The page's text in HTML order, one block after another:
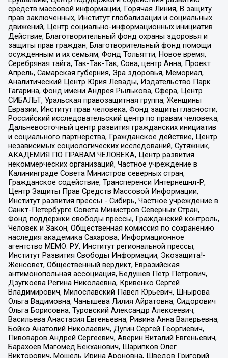
средств массовой информации, Горячая Линия, В защиту
прав заключенных, Институт глобализации и социальных
движений, Центр социально-информационных инициатив
Действие, Благотворительный фонд охраны здоровья и
защиты прав граждан, Благотворительный фонд помощи
осужденным и их семьям, Фонд Тольятти, Новое время,
Серебряная тайга, Так-Так-Так, Сова, центр Анна, Проект
Апрель, Самарская губерния, Эра здоровья, Мемориал,
Аналитический Центр Юрия Левады, Издательство Парк
Гагарина, Фонд имени Андрея Рылькова, Сфера, Центр
СИБАЛЬТ, Уральская правозащитная группа, Женщины
Евразии, Институт прав человека, Фонд защиты гласности,
Российский исследовательский центр по правам человека,
Дальневосточный центр развития гражданских инициатив
и социального партнерства, Гражданское действие, Центр
независимых социологических исследований, Сутяжник,
АКАДЕМИЯ ПО ПРАВАМ ЧЕЛОВЕКА, Центр развития
некоммерческих организаций, Частное учреждение в
Калининграде Совета Министров северных стран,
Гражданское содействие, Трансперенси Интернешнл-Р,
Центр Защиты Прав Средств Массовой Информации,
Институт развития прессы - Сибирь, Частное учреждение в
Санкт-Петербурге Совета Министров Северных Стран,
Фонд поддержки свободы прессы, Гражданский контроль,
Человек и Закон, Общественная комиссия по сохранению
наследия академика Сахарова, Информационное
агентство МЕМО. РУ, Институт региональной прессы,
Институт Развития Свободы Информации, Экозащита!-
Женсовет, Общественный вердикт, Евразийская
антимонопольная ассоциация, Бедушев Петр Петрович,
Дзугкоева Регина Николаевна, Кривенко Сергей
Владимирович, Милославский Павел Юрьевич, Шнырова
Ольга Вадимовна, Чанышева Лилия Айратовна, Сидорович
Ольга Борисовна, Туровский Александр Алексеевич,
Васильева Анастасия Евгеньевна, Ривина Анна Валерьевна,
Бойко Анатолий Николаевич, Дугин Сергей Георгиевич,
Пивоваров Андрей Сергеевич, Аверин Виталий Евгеньевич,
Барахоев Магомед Бекханович, Шарипков Олег
Викторович, Мошель Ирина Ароновна, Шведов Григорий